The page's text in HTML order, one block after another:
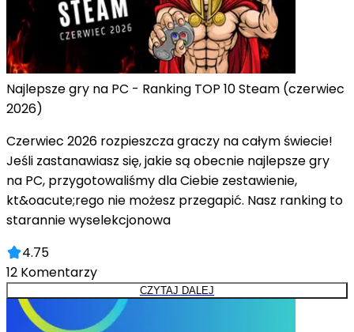
Najlepsze gry na PC - Ranking TOP 10 Steam (czerwiec
2026)
Czerwiec 2026 rozpieszcza graczy na całym świecie!
Jeśli zastanawiasz się, jakie są obecnie najlepsze gry
na PC, przygotowaliśmy dla Ciebie zestawienie,
kt&oacute;rego nie możesz przegapić. Nasz ranking to
starannie wyselekcjonowa
4.75
12 Komentarzy
CZYTAJ DALEJ